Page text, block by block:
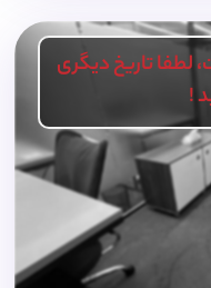
تاریخ دیگری
!